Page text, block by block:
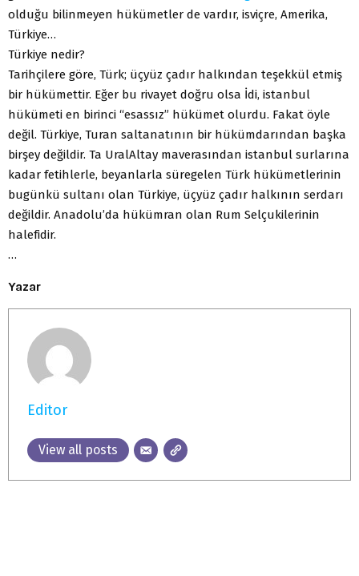
olduğu bilinmeyen hükümetler de vardır, isviçre, Amerika,
Türkiye…
Türkiye nedir?
Tarihçilere göre, Türk; üçyüz çadır halkından teşekkül etmiş
bir hükümettir. Eğer bu rivayet doğru olsa İdi, istanbul
hükümeti en birinci “esassız” hükümet olurdu. Fakat öyle
değil. Türkiye, Turan saltanatının bir hükümdarından başka
birşey değildir. Ta UralAltay maverasından istanbul surlarına
kadar fetihlerle, beyanlarla süregelen Türk hükümetlerinin
bugünkü sultanı olan Türkiye, üçyüz çadır halkının serdarı
değildir. Anadolu’da hükümran olan Rum Selçukilerinin
halefidir.
…
Yazar
Editor
View all posts